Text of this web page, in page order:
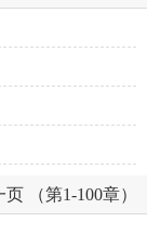
（第1-100章）